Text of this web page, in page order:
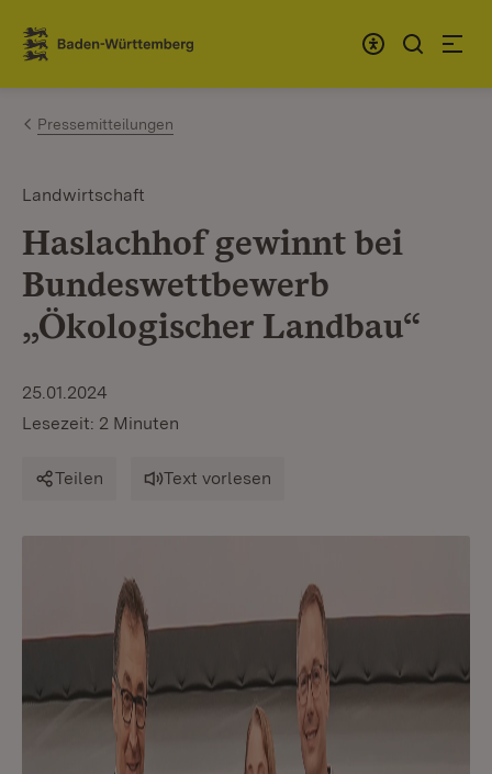
Zum Inhalt springen
Link zur Startseite
Pressemitteilungen
Landwirtschaft
Haslachhof gewinnt bei
Bundeswettbewerb
„Ökologischer Landbau“
25.01.2024
Lesezeit: 2 Minuten
Teilen Text vorlesen